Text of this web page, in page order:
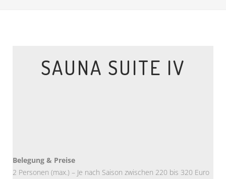
SAUNA SUITE IV
Belegung & Preise
2 Personen (max.) – Je nach Saison zwischen 220 bis 320 Euro